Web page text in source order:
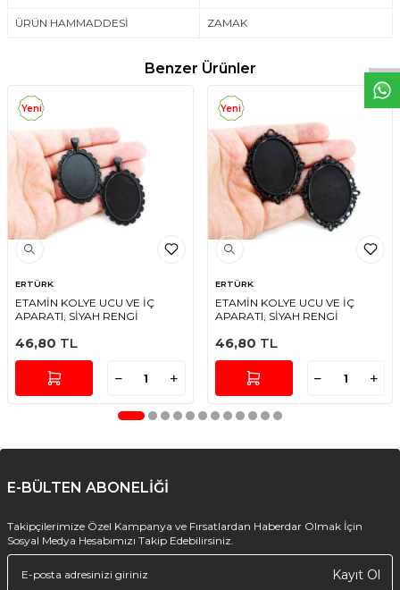
ÜRÜN HAMMADDESİ ZAMAK
Benzer Ürünler
Yeni
ERTÜRK
ETAMİN KOLYE UCU VE İÇ
APARATI, SİYAH RENGİ
46,80 TL
Yeni
ERTÜRK
ETAMİN KOLYE UCU VE İÇ
APARATI, SİYAH RENGİ
46,80 TL
E-BÜLTEN ABONELİĞİ
Takipçilerimize Özel Kampanya ve Fırsatlardan Haberdar Olmak İçin
Sosyal Medya Hesabımızı Takip Edebilirsiniz.
Kayıt Ol